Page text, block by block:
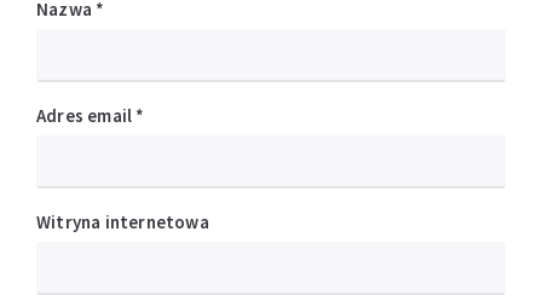
Nazwa *
Adres email *
Witryna internetowa